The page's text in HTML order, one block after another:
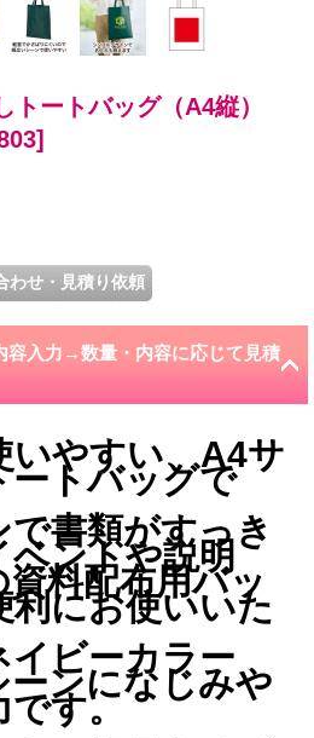
トートバッグ（A4縦）
容入力→数量・内容に応じて見積
いやすい、A4サ
ートバッグで
書類がすっき
ントや説明
料配布用バッ
利にお使いいた
イビーカラー
ーンになじみや
です。